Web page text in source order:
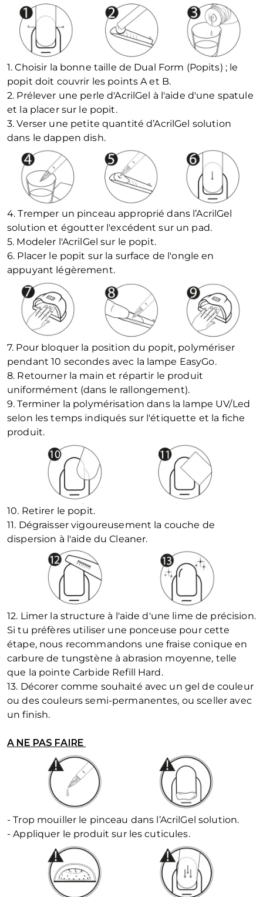
1. Choisir la bonne taille de Dual Form (Popits) ; le
popit doit couvrir les points A et B.
2. Prélever une perle d'AcrilGel à l'aide d'une spatule
et la placer sur le popit.
3. Verser une petite quantité d’AcrilGel solution
dans le dappen dish.
4. Tremper un pinceau approprié dans l’AcrilGel
solution et égoutter l'excédent sur un pad.
5. Modeler l'AcrilGel sur le popit.
6. Placer le popit sur la surface de l'ongle en
appuyant légèrement.
7. Pour bloquer la position du popit, polymériser
pendant 10 secondes avec la lampe EasyGo.
8. Retourner la main et répartir le produit
uniformément (dans le rallongement).
9. Terminer la polymérisation dans la lampe UV/Led
selon les temps indiqués sur l'étiquette et la fiche
produit.
10. Retirer le popit.
11. Dégraisser vigoureusement la couche de
dispersion à l'aide du Cleaner.
12. Limer la structure à l'aide d'une lime de précision.
Si tu préfères utiliser une ponceuse pour cette
étape, nous recommandons une fraise conique en
carbure de tungstène à abrasion moyenne, telle
que la pointe Carbide Refill Hard.
13. Décorer comme souhaité avec un gel de couleur
ou des couleurs semi-permanentes, ou sceller avec
un finish.
A NE PAS FAIRE
- Trop mouiller le pinceau dans l’AcrilGel solution.
- Appliquer le produit sur les cuticules.